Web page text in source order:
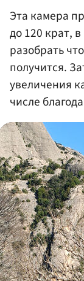
Эта камера
до 120 крат,
разобрать
получится.
увеличения
числе